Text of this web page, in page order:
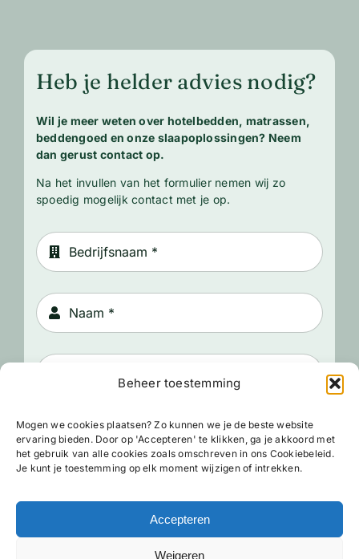
Beheer toestemming
Mogen we cookies plaatsen? Zo kunnen we je de beste website
ervaring bieden. Door op 'Accepteren' te klikken, ga je akkoord met
het gebruik van alle cookies zoals omschreven in ons Cookiebeleid.
Je kunt je toestemming op elk moment wijzigen of intrekken.
Accepteren
Weigeren
Heb je helder advies nodig?
Wil je meer weten over hotelbedden, matrassen,
beddengoed en onze slaapoplossingen? Neem
dan gerust contact op.
Na het invullen van het formulier nemen wij zo
spoedig mogelijk contact met je op.